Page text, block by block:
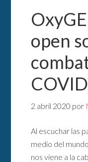
open
2 abril 2020 por
Al escuchar las
medio del
nos viene a la